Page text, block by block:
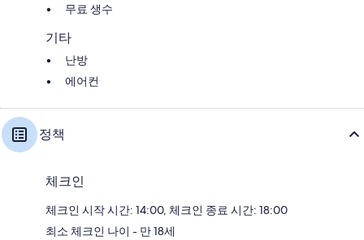
무료 생수
기타
난방
에어컨
정책
체크인
체크인 시작 시간: 14:00, 체크인 종료 시간: 18:00
최소 체크인 나이 - 만 18세